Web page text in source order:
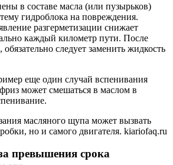
в составе масла (или пузырьков)
гидроблока на повреждения.
разгерметизации снижает
каждый километр пути. После
следует заменить жидкость
еще один случай вспенивания
может смешаться в маслом в
масляного щупа может вызвать
но и самого двигателя. kiariofaq.ru
превышения срока